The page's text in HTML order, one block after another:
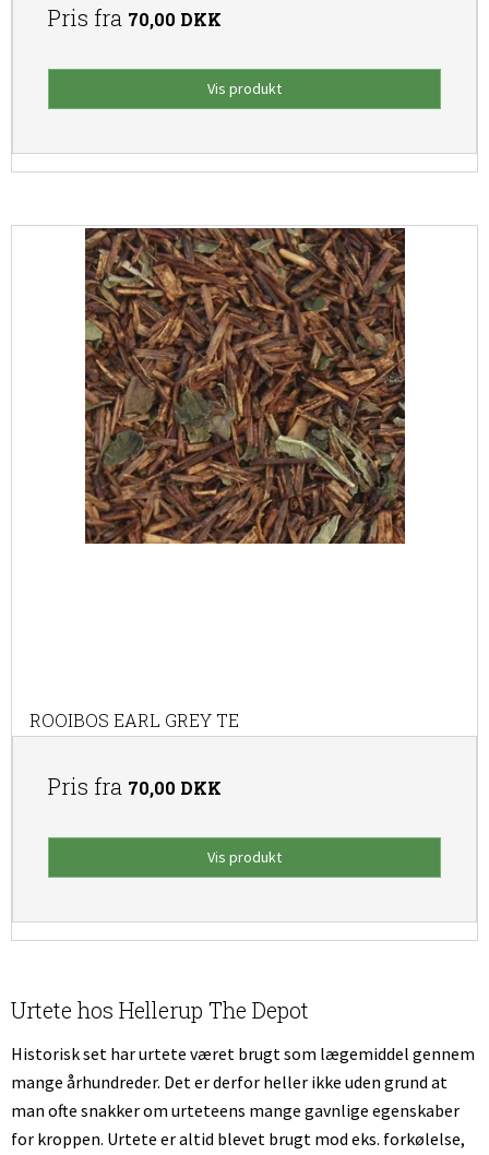
Pris fra 70,00 DKK
Vis produkt
ROOIBOS EARL GREY TE
Pris fra 70,00 DKK
Vis produkt
Urtete hos Hellerup The Depot
Historisk set har urtete været brugt som lægemiddel gennem
mange århundreder. Det er derfor heller ikke uden grund at
man ofte snakker om urteteens mange gavnlige egenskaber
for kroppen. Urtete er altid blevet brugt mod eks. forkølelse,